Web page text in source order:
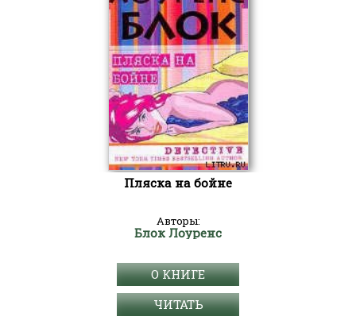
Пляска на бойне
Авторы:
Блок Лоуренс
О КНИГЕ
ЧИТАТЬ